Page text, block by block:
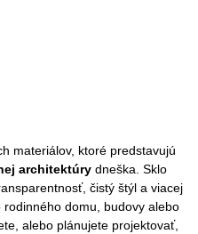
materiálov, ktoré predstavujú
architektúry dneška. Sklo
čistý štýl a viacej
domu, budovy alebo
alebo plánujete projektovať,